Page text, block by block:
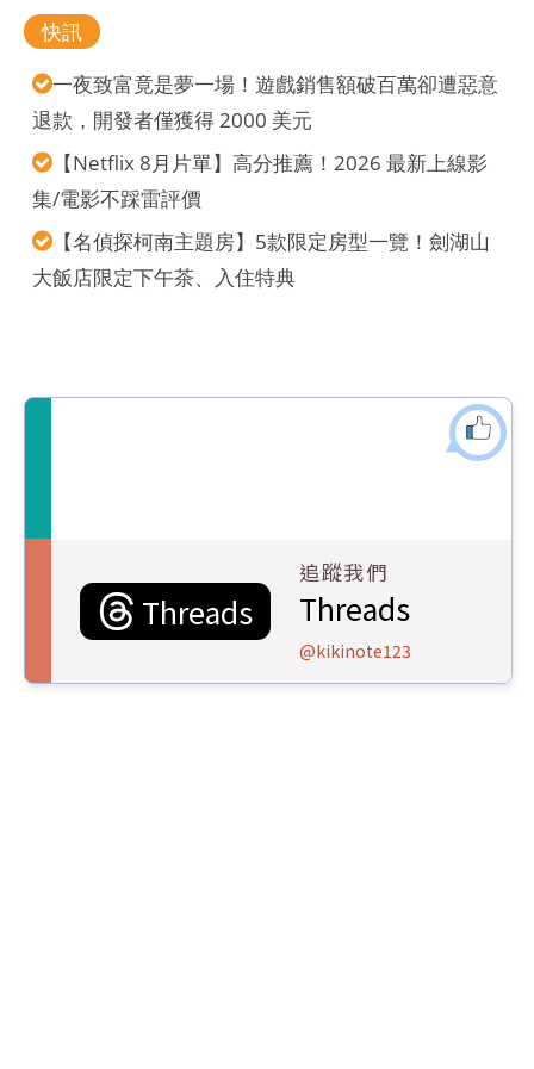
快訊
一夜致富竟是夢一場！遊戲銷售額破百萬卻遭惡意
退款，開發者僅獲得 2000 美元
【Netflix 8月片單】高分推薦！2026 最新上線影
集/電影不踩雷評價
【名偵探柯南主題房】5款限定房型一覽！劍湖山
大飯店限定下午茶、入住特典
Threads
追蹤我們
Threads
@kikinote123